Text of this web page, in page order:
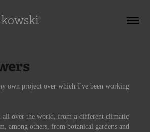
own project over which I've been working
all over the world, from a different climatic
among others, from botanical gardens and